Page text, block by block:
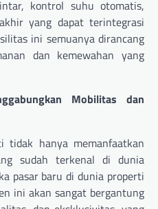
kontrol suhu otomatis,
yang dapat terintegrasi
ini semuanya dirancang
dan kemewahan yang
Mobilitas dan
tidak hanya memanfaatkan
sudah terkenal di dunia
pasar baru di dunia properti
ini akan sangat bergantung